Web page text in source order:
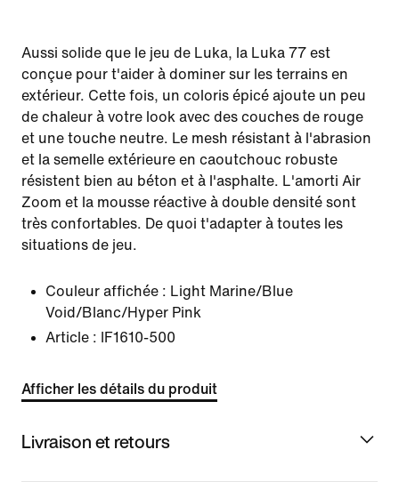
Aussi solide que le jeu de Luka, la Luka 77 est
conçue pour t'aider à dominer sur les terrains en
extérieur. Cette fois, un coloris épicé ajoute un peu
de chaleur à votre look avec des couches de rouge
et une touche neutre. Le mesh résistant à l'abrasion
et la semelle extérieure en caoutchouc robuste
résistent bien au béton et à l'asphalte. L'amorti Air
Zoom et la mousse réactive à double densité sont
très confortables. De quoi t'adapter à toutes les
situations de jeu.
Couleur affichée : Light Marine/Blue
Void/Blanc/Hyper Pink
Article :
IF1610-500
Afficher les détails du produit
Livraison et retours